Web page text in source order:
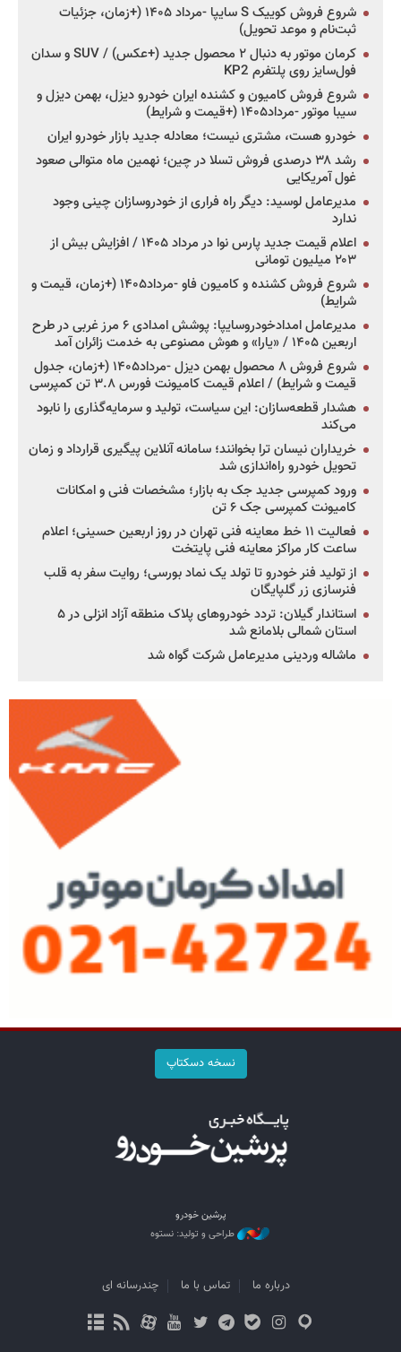
شروع فروش کوییک S سایپا -مرداد ۱۴۰۵ (+زمان، جزئیات
ثبت‌نام و موعد تحویل)
کرمان موتور به دنبال ۲ محصول جدید (+عکس) / SUV و سدان
فول‌سایز روی پلتفرم KP2
شروع فروش کامیون و کشنده ایران خودرو دیزل، بهمن دیزل و
سیبا موتور -مرداد۱۴۰۵ (+قیمت و شرایط)
خودرو هست، مشتری نیست؛ معادله جدید بازار خودرو ایران
رشد ۳۸ درصدی فروش تسلا در چین؛ نهمین ماه متوالی صعود
غول آمریکایی
مدیرعامل لوسید: دیگر راه فراری از خودروسازان چینی وجود
ندارد
اعلام قیمت جدید پارس نوا در مرداد ۱۴۰۵ / افزایش بیش از
۲۰۳ میلیون تومانی
شروع فروش کشنده و کامیون فاو -مرداد۱۴۰۵ (+زمان، قیمت و
شرایط)
مدیرعامل امدادخودروسایپا: پوشش امدادی ۶ مرز غربی در طرح
اربعین ۱۴۰۵ / «یارا» و هوش مصنوعی به خدمت زائران آمد
شروع فروش ۸ محصول بهمن دیزل -مرداد۱۴۰۵ (+زمان، جدول
قیمت و شرایط) / اعلام قیمت کامیونت فورس ۳.۸ تن کمپرسی
هشدار قطعه‌سازان: این سیاست، تولید و سرمایه‌گذاری را نابود
می‌کند
خریداران نیسان ترا بخوانند؛ سامانه آنلاین پیگیری قرارداد و زمان
تحویل خودرو راه‌اندازی شد
ورود کمپرسی جدید جک به بازار؛ مشخصات فنی و امکانات
کامیونت کمپرسی جک ۶ تن
فعالیت ۱۱ خط معاینه فنی تهران در روز اربعین حسینی؛ اعلام
ساعت کار مراکز معاینه فنی پایتخت
از تولید فنر خودرو تا تولد یک نماد بورسی؛ روایت سفر به قلب
فنرسازی زر گلپایگان
استاندار گیلان: تردد خودروهای پلاک منطقه آزاد انزلی در ۵
استان شمالی بلامانع شد
ماشاله وردینی مدیرعامل شرکت گواه شد
نسخه دسکتاپ
پرشین خودرو
طراحی و تولید: نستوه
درباره ما تماس با ما چندرسانه ای